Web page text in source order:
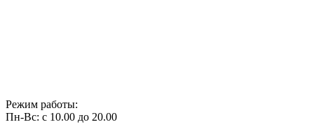
Режим работы:
Пн-Вс: с 10.00 до 20.00